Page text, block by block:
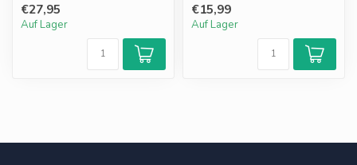
zu reduzieren*...
€27,95
Auf Lager
€15,99
Auf Lager